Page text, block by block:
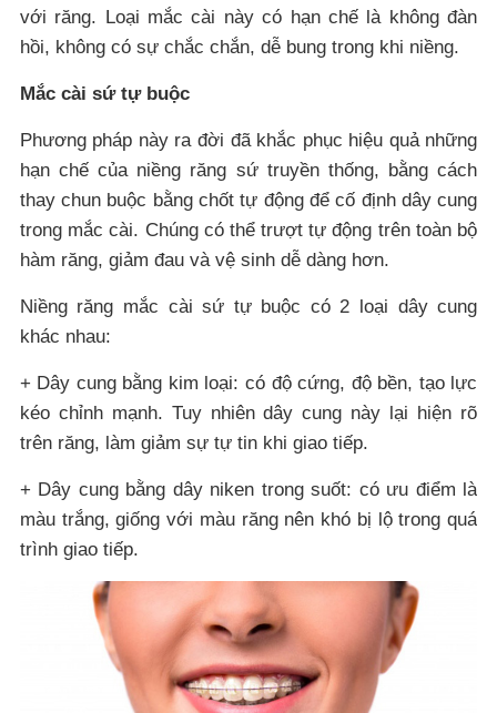
với răng. Loại mắc cài này có hạn chế là không đàn
hồi, không có sự chắc chắn, dễ bung trong khi niềng.
Mắc cài sứ tự buộc
Phương pháp này ra đời đã khắc phục hiệu quả những
hạn chế của niềng răng sứ truyền thống, bằng cách
thay chun buộc bằng chốt tự động để cố định dây cung
trong mắc cài. Chúng có thể trượt tự động trên toàn bộ
hàm răng, giảm đau và vệ sinh dễ dàng hơn.
Niềng răng mắc cài sứ tự buộc có 2 loại dây cung
khác nhau:
+ Dây cung bằng kim loại: có độ cứng, độ bền, tạo lực
kéo chỉnh mạnh. Tuy nhiên dây cung này lại hiện rõ
trên răng, làm giảm sự tự tin khi giao tiếp.
+ Dây cung bằng dây niken trong suốt: có ưu điểm là
màu trắng, giống với màu răng nên khó bị lộ trong quá
trình giao tiếp.